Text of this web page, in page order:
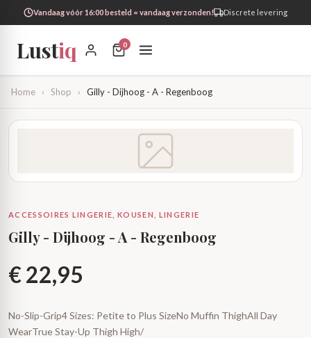
Vandaag vóór 16:00 besteld = vandaag verzonden! Discrete levering
Lustiq 0
Home › Shop › Gilly - Dijhoog - A - Regenboog
ACCESSOIRES LINGERIE, KOUSEN, LINGERIE
Gilly - Dijhoog - A - Regenboog
€22,95
No-Slip-Grip4 Sizes: Petite to Plus SizeNo Muffin ThighAll Day
WearTrue Stay-Up Thigh High/